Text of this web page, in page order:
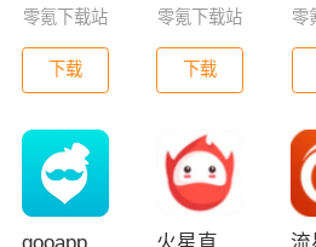
零氪下载站
下载
零氪下载站
下载
零